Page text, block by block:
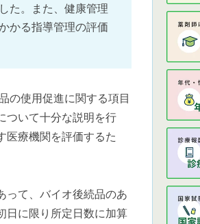
た。また、健康管理
かる指導管理の評価
の使用促進に関する項目
ついて十分な説明を行
医療機関を評価するた
って、バイオ後続品のあ
日に限り所定日数に加算